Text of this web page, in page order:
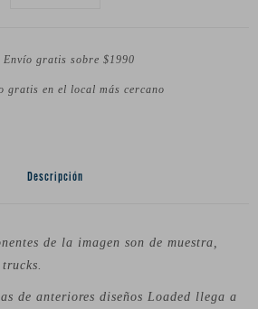
Envío gratis sobre $1990
gratis en el local más cercano
Descripción
de la imagen son de muestra,
de anteriores diseños Loaded llega a